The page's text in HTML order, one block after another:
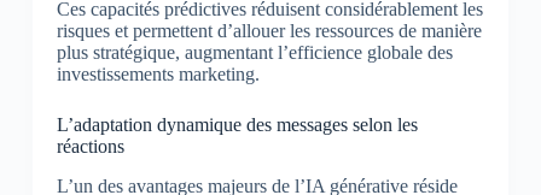
Ces capacités prédictives réduisent considérablement les
risques et permettent d’allouer les ressources de manière
plus stratégique, augmentant l’efficience globale des
investissements marketing.
L’adaptation dynamique des messages selon les
réactions
L’un des avantages majeurs de l’IA générative réside